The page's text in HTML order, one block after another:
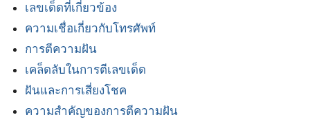
เลขเด็ดที่เกี่ยวข้อง
ความเชื่อเกี่ยวกับโทรศัพท์
การตีความฝัน
เคล็ดลับในการตีเลขเด็ด
ฝันและการเสี่ยงโชค
ความสำคัญของการตีความฝัน